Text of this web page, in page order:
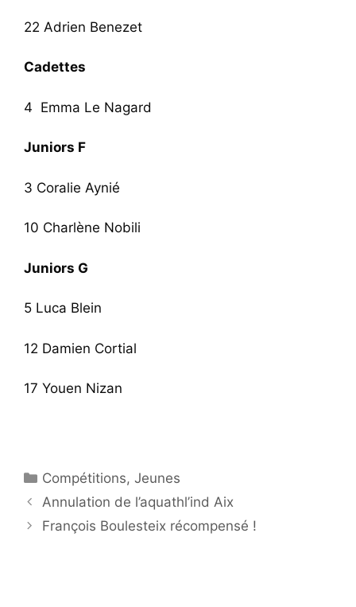
22 Adrien Benezet
Cadettes
4 Emma Le Nagard
Juniors F
3 Coralie Aynié
10 Charlène Nobili
Juniors G
5 Luca Blein
12 Damien Cortial
17 Youen Nizan
Catégories
Compétitions,Jeunes
Annulation de l’aquathl’ind Aix
François Boulesteix récompensé !